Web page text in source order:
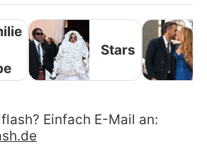
Stars
Einfach E-Mail an: